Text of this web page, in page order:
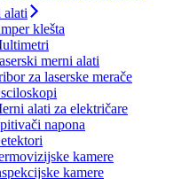
alati
klešta
merni alati
za laserske merače
alati za električare
napona
kamere
kamere